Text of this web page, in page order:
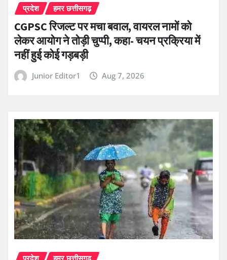
प्रदेश हमर छत्तीसगढ़
CGPSC रिजल्ट पर मचा बवाल, वायरल नामों को
लेकर आयोग ने तोड़ी चुप्पी, कहा- चयन प्रक्रिया में
नहीं हुई कोई गड़बड़ी
Junior Editor1 Aug 7, 2026